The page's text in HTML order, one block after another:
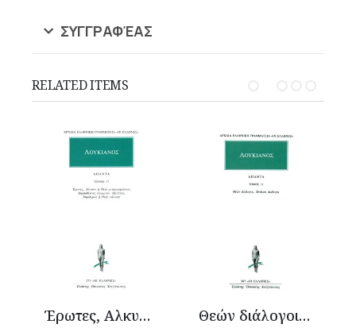
ΣΥΓΓΡΑΦΈΑΣ
RELATED ITEMS
Θεών διάλογοι, Ενάλιοι διάλογοι Ικαρομένιππος ή Υπερνέφελος, Αληθή διηγήματα, Πλοίον ή Ευχαί